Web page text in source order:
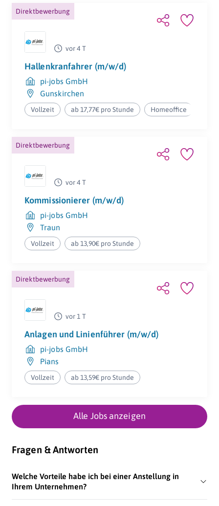
Direktbewerbung
vor 4 T
Hallenkranfahrer (m/w/d)
pi-jobs GmbH
Gunskirchen
Vollzeit ab 17,77€ pro Stunde Homeoffice
Direktbewerbung
vor 4 T
Kommissionierer (m/w/d)
pi-jobs GmbH
Traun
Vollzeit ab 13,90€ pro Stunde
Direktbewerbung
vor 1 T
Anlagen und Linienführer (m/w/d)
pi-jobs GmbH
Pians
Vollzeit ab 13,59€ pro Stunde
Alle Jobs anzeigen
Fragen & Antworten
Welche Vorteile habe ich bei einer Anstellung in
Ihrem Unternehmen?